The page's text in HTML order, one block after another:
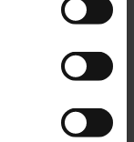
these